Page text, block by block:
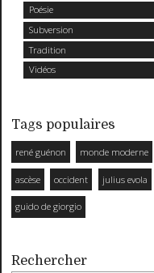
Poésie
Subversion
Tradition
Vidéos
Tags populaires
rené guénon monde moderne
ascèse occident julius evola
guido de giorgio
Rechercher